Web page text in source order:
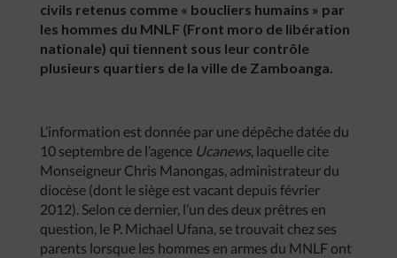
civils retenus comme « boucliers humains » par
les hommes du MNLF (Front moro de libération
nationale) qui tiennent sous leur contrôle
plusieurs quartiers de la ville de Zamboanga.
L’information est donnée par une dépêche datée du
10 septembre de l’agence Ucanews, laquelle cite
Monseigneur Chris Manongas, administrateur du
diocèse (dont le siège est vacant depuis février
2012). Selon ce dernier, l’un des deux prêtres en
question, le P. Michael Ufana, se trouvait chez ses
parents lorsque les hommes en armes du MNLF ont